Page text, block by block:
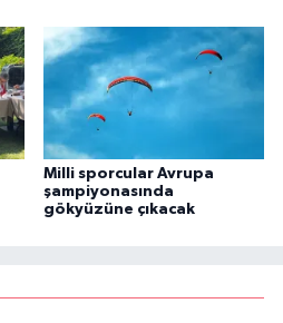
Milli sporcular Avrupa
şampiyonasında
gökyüzüne çıkacak